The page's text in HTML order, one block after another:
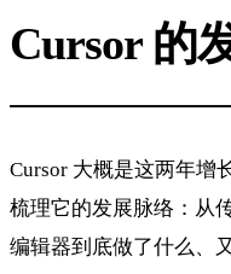
Cursor 的
Cursor 大概是这两年增
梳理它的发展脉络：从
编辑器到底做了什么、